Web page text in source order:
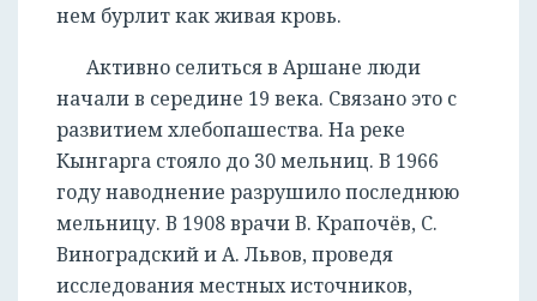
нем бурлит как живая кровь.
Активно селиться в Аршане люди
начали в середине 19 века. Связано это с
развитием хлебопашества. На реке
Кынгарга стояло до 30 мельниц. В 1966
году наводнение разрушило последнюю
мельницу. В 1908 врачи В. Крапочёв, С.
Виноградский и А. Львов, проведя
исследования местных источников,